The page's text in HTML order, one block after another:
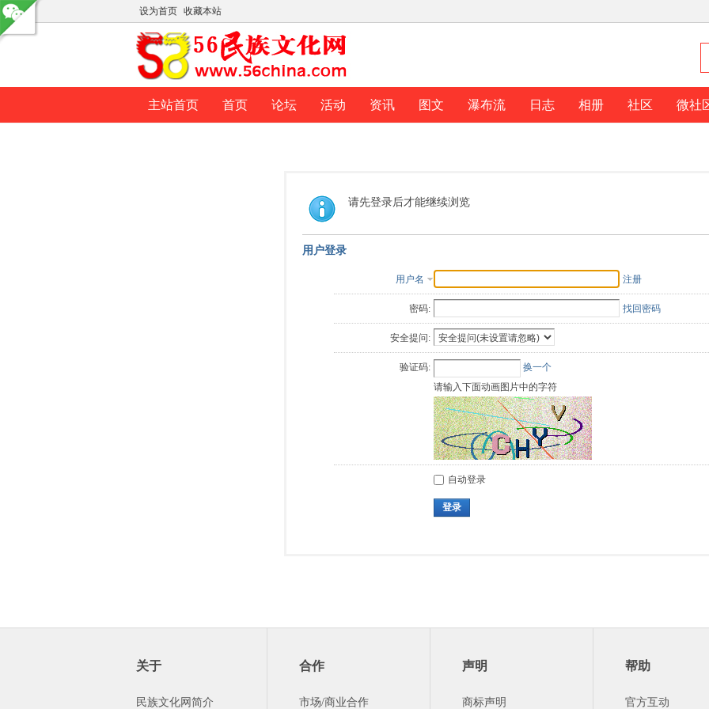
设为首页 收藏本站
主站首页 首页 论坛 活动 资讯 图文 瀑布流 日志 相册 社区 微社
请先登录后才能继续浏览
用户登录
用户名 注册
密码: 找回密码
安全提问:
验证码:
换一个
请输入下面动画图片中的字符
自动登录
登录
关于
民族文化网简介
合作
市场/商业合作
声明
商标声明
帮助
官方互动